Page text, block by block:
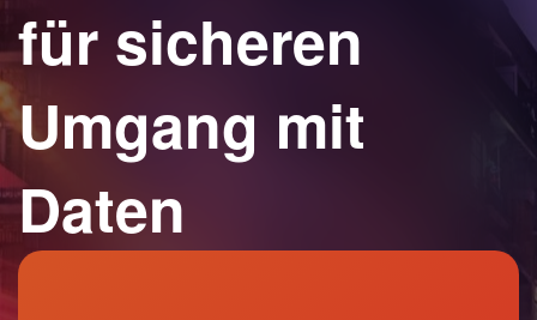
für sicheren
Umgang mit
Daten